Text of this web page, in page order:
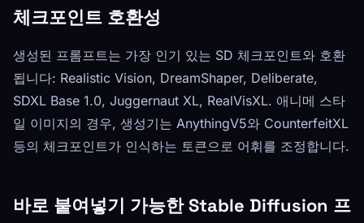
체크포인트 호환성
생성된 프롬프트는 가장 인기 있는 SD 체크포인트와 호환
됩니다: Realistic Vision, DreamShaper, Deliberate,
SDXL Base 1.0, Juggernaut XL, RealVisXL. 애니메 스타
일 이미지의 경우, 생성기는 AnythingV5와 CounterfeitXL
등의 체크포인트가 인식하는 토큰으로 어휘를 조정합니다.
바로 붙여넣기 가능한 Stable Diffusion 프